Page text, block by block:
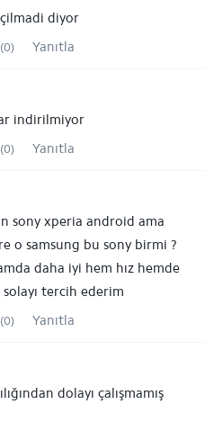
diyor
Yanıtla
indirilmiyor
Yanıtla
sony xperia android ama
o samsung bu sony birmi ?
daha iyi hem hız hemde
solayı tercih ederim
Yanıtla
dolayı çalışmamış